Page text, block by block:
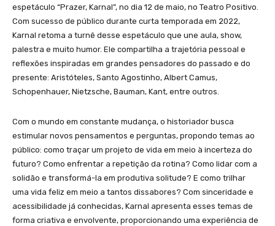
espetáculo “Prazer, Karnal”, no dia 12 de maio, no Teatro Positivo.
Com sucesso de público durante curta temporada em 2022,
Karnal retoma a turnê desse espetáculo que une aula, show,
palestra e muito humor. Ele compartilha a trajetória pessoal e
reflexões inspiradas em grandes pensadores do passado e do
presente: Aristóteles, Santo Agostinho, Albert Camus,
Schopenhauer, Nietzsche, Bauman, Kant, entre outros.
Com o mundo em constante mudança, o historiador busca
estimular novos pensamentos e perguntas, propondo temas ao
público: como traçar um projeto de vida em meio à incerteza do
futuro? Como enfrentar a repetição da rotina? Como lidar com a
solidão e transformá-la em produtiva solitude? E como trilhar
uma vida feliz em meio a tantos dissabores? Com sinceridade e
acessibilidade já conhecidas, Karnal apresenta esses temas de
forma criativa e envolvente, proporcionando uma experiência de